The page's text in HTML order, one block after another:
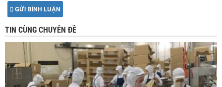
GỬI BÌNH LUẬN
TIN CÙNG CHUYÊN ĐỀ